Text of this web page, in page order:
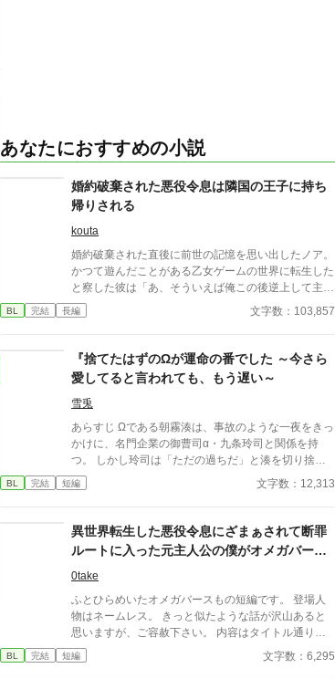
あなたにおすすめの小説
婚約破棄された悪役令息は隣国の王子に持ち
帰りされる
kouta
婚約破棄された直後に前世の記憶を思い出したノア。
かつて遊んだことがある乙女ゲームの世界に転生した
と察した彼は「あ、そういえば俺この後逆上して主人
公に斬りかかった挙句にボコされて処刑されるんだっ
たわ」と自分の運命を思い出す。 そしてメンタルが
の二股クズにしか見えず、あっさりと婚約破棄を快諾
する。 「まぁ言うてこの年で婚約破棄されたとなる
と独身確定か……いっそのこと出家して、転生者らし
くギルドなんか登録しちゃって俺TUEEE！でもやっ
てみっか！」とポジティブに自分の身の振り方を考え
ていたノアだったが、それまでまるで接点のなかった
キラキライケメンがグイグイ攻めてきて……「あれ？
もしかして俺口説かれてます？」 おまけに婚約破
棄したはずの二股男もなんかやたらと絡んでくるんで
BL 完結 長編 文字数：103,857
『捨てたはずのΩが運命の番でした ～今さら
愛してると言われても、もう遅い～
雪兎
あらすじ Ωである朝霧湊は、事故のような一夜をきっ
かけに、名門企業の御曹司α・九条玲司と関係を持
つ。 しかし玲司は「ただの過ちだ」と湊を切り捨
て、政略結婚のためβの婚約者との未来を選んだ。 深
く傷ついた湊は、彼の前から姿を消す。 数か月後―
『遅咲きΩ』として覚醒する。 その瞬間、玲司は初め
て湊こそが運命の番だったと知る。 「戻ってきてく
れ」 今さら必死に追いかけてくる玲司。 だが湊の隣
には、自分を支え続けてくれた医師のα・神崎伊織が
むα、執着する第二のα、そして希少Ωを巡る陰謀。
もう二度と傷つきたくないΩが最後に選ぶ相手とは―
―。 捨てた側の後悔と執着が加速する、すれ違いオ
メガバースBL。
BL 完結 短編 文字数：12,313
異世界転生した悪役令息にざまぁされて断罪
ルートに入った元主人公の僕がオメガバース
ＢＬゲームの世界から逃げるまで
0take
ふとひらめいたオメガバースもの短編です。 登場人
物はネームレス。 きっと似たような話が沢山あると
思いますが、ご容赦下さい。 内容はタイトル通りで
す。 ※2025/08/04追記 お気に入りやしおり、イイね
やエールをありがとうございます！ 嬉しいです！
BL 完結 短編 文字数：6,295